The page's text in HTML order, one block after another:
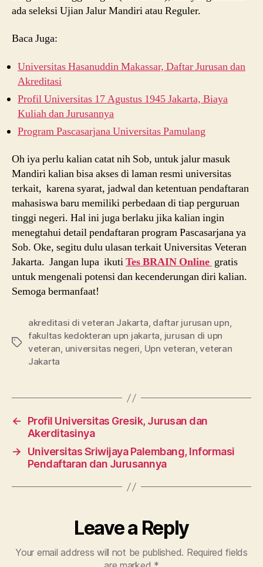
ada seleksi Ujian Jalur Mandiri atau Reguler.
Baca Juga:
Universitas Hasanuddin Makassar, Daftar Jurusan dan
Akreditasi
Profil Universitas 17 Agustus 1945 Jakarta, Biaya
Kuliah dan Jurusannya
Program Pascasarjana Universitas Pamulang
Oh iya perlu kalian catat nih Sob, untuk jalur masuk
Mandiri kalian bisa akses di laman resmi universitas
terkait, karena syarat, jadwal dan ketentuan pendaftaran
mahasiswa baru memiliki perbedaan di tiap perguruan
tinggi negeri. Hal ini juga berlaku jika kalian ingin
menegtahui detail pendaftaran program Pascasarjana ya
Sob. Oke, segitu dulu ulasan terkait Universitas Veteran
Jakarta. Jangan lupa ikutiTes BRAIN Online gratis
untuk mengenali potensi dan kecenderungan diri kalian.
Semoga bermanfaat!
Tags
akreditasi di veteran Jakarta, daftar jurusan upn,
fakultas kedokteran upn jakarta, jurusan di upn
veteran, universitas negeri, Upn veteran,veteran
Jakarta
←
Profil Universitas Gresik, Jurusan dan
Akerditasinya
→
Universitas Sriwijaya Palembang, Informasi
Pendaftaran dan Jurusannya
Leave a Reply
Your email address will not be published. Required fields